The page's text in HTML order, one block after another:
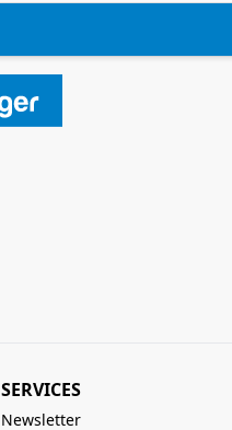
SERVICES
Newsletter